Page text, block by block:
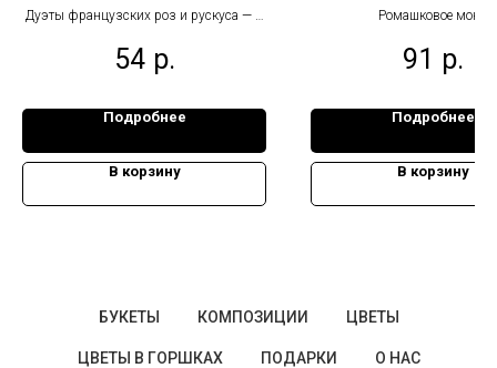
Дуэты французских роз и рускуса — в
розовом цвете
54 р.
Подробнее
В корзину
Ромашковое моно
91 р.
Подробнее
В корзину
БУКЕТЫ КОМПОЗИЦИИ ЦВЕТЫ
ЦВЕТЫ В ГОРШКАХ ПОДАРКИ О НАС